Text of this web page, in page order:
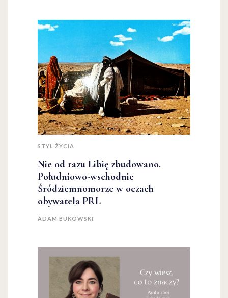
STYL ŻYCIA
Nie od razu Libię zbudowano.
Południowo-wschodnie
Śródziemnomorze w oczach
obywatela PRL
ADAM BUKOWSKI